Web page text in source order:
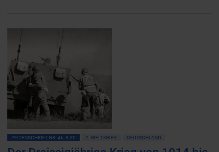
ZEITENSCHRIFT NR. 46, S.30 2. WELTKRIEG DEUTSCHLAND